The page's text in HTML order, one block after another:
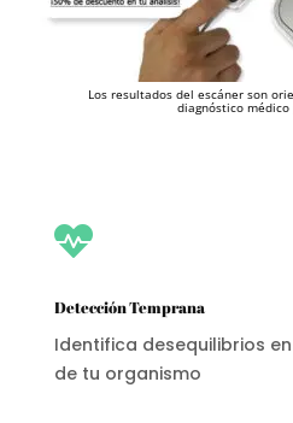
Los resultados del escáner son
diagnóstico

Detección Temprana
Identifica desequilibrios
de tu organismo